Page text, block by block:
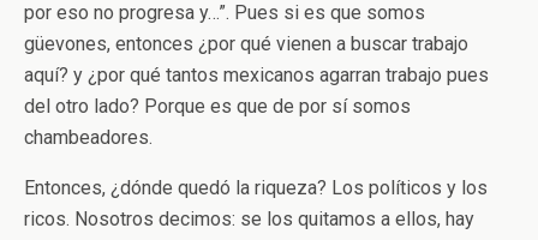
por eso no progresa y…”. Pues si es que somos
güevones, entonces ¿por qué vienen a buscar trabajo
aquí? y ¿por qué tantos mexicanos agarran trabajo pues
del otro lado? Porque es que de por sí somos
chambeadores.
Entonces, ¿dónde quedó la riqueza? Los políticos y los
ricos. Nosotros decimos: se los quitamos a ellos, hay